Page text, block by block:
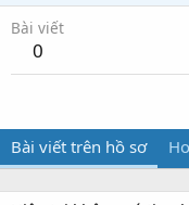
Bài viết
0
Bài viết trên hồ sơ